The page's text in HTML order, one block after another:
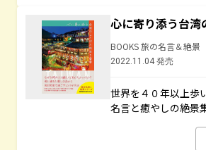
心に寄り添う台湾
BOOKS 旅の名言＆絶景
2022.11.04 発売
世界を４０年以上歩
名言と癒やしの絶景